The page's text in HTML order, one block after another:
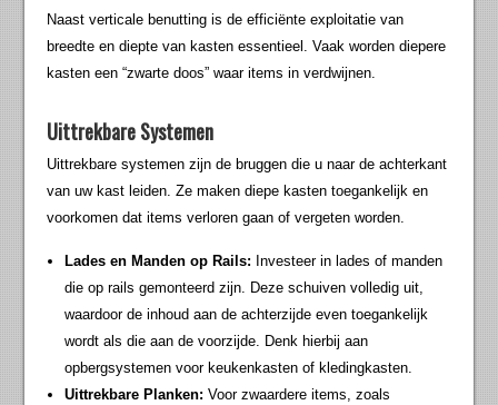
Naast verticale benutting is de efficiënte exploitatie van
breedte en diepte van kasten essentieel. Vaak worden diepere
kasten een “zwarte doos” waar items in verdwijnen.
Uittrekbare Systemen
Uittrekbare systemen zijn de bruggen die u naar de achterkant
van uw kast leiden. Ze maken diepe kasten toegankelijk en
voorkomen dat items verloren gaan of vergeten worden.
Lades en Manden op Rails: Investeer in lades of manden
die op rails gemonteerd zijn. Deze schuiven volledig uit,
waardoor de inhoud aan de achterzijde even toegankelijk
wordt als die aan de voorzijde. Denk hierbij aan
opbergsystemen voor keukenkasten of kledingkasten.
Uittrekbare Planken: Voor zwaardere items, zoals